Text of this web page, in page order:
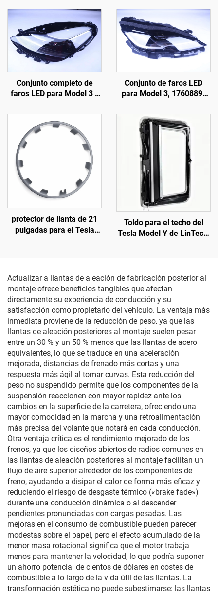
Conjunto completo de
faros LED para Model 3 y
fábrica (OE: 1514952-00-
D, 1514952-00-E,
1514952-10-E),
iluminación automotriz,
reemplazo de faros
Conjunto de faros LED
para Model 3, 1760889-
protector de llanta de 21
pulgadas para el Tesla
Toldo para el techo del
Tesla Model Y de LinTech,
Actualizar a llantas de aleación de fabricación posterior al
montaje ofrece beneficios tangibles que afectan
directamente su experiencia de conducción y su
satisfacción como propietario del vehículo. La ventaja más
inmediata proviene de la reducción de peso, ya que las
llantas de aleación posteriores al montaje suelen pesar
entre un 30 % y un 50 % menos que las llantas de acero
equivalentes, lo que se traduce en una aceleración
mejorada, distancias de frenado más cortas y una
respuesta más ágil al tomar curvas. Esta reducción del
peso no suspendido permite que los componentes de la
suspensión reaccionen con mayor rapidez ante los
cambios en la superficie de la carretera, ofreciendo una
mayor comodidad en la marcha y una retroalimentación
más precisa del volante que notará en cada conducción.
Otra ventaja crítica es el rendimiento mejorado de los
frenos, ya que los diseños abiertos de radios comunes en
las llantas de aleación posteriores al montaje facilitan un
flujo de aire superior alrededor de los componentes de
freno, ayudando a disipar el calor de forma más eficaz y
reduciendo el riesgo de desgaste térmico («brake fade»)
durante una conducción dinámica o al descender
pendientes pronunciadas con cargas pesadas. Las
mejoras en el consumo de combustible pueden parecer
modestas sobre el papel, pero el efecto acumulado de la
menor masa rotacional significa que el motor trabaja
menos para mantener la velocidad, lo que podría suponer
un ahorro potencial de cientos de dólares en costes de
combustible a lo largo de la vida útil de las llantas. La
transformación estética no puede subestimarse: las llantas